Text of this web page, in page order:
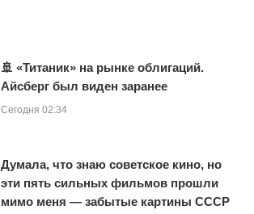
🚢 «Титаник» на рынке облигаций.
Айсберг был виден заранее
Сегодня 02:34
Думала, что знаю советское кино, но
эти пять сильных фильмов прошли
мимо меня — забытые картины СССР